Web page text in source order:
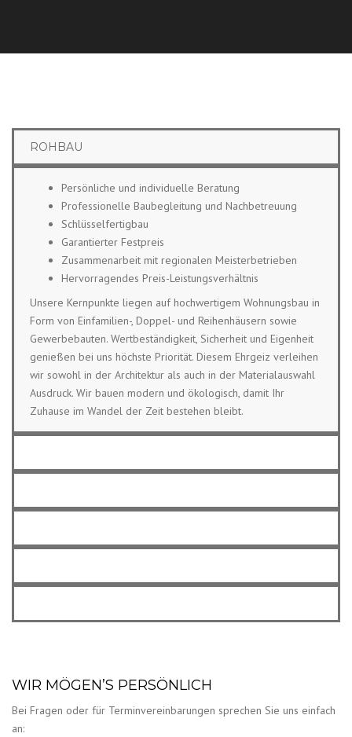
ROHBAU
Persönliche und individuelle Beratung
Professionelle Baubegleitung und Nachbetreuung
Schlüsselfertigbau
Garantierter Festpreis
Zusammenarbeit mit regionalen Meisterbetrieben
Hervorragendes Preis-Leistungsverhältnis
Unsere Kernpunkte liegen auf hochwertigem Wohnungsbau in
Form von Einfamilien-, Doppel- und Reihenhäusern sowie
Gewerbebauten. Wertbeständigkeit, Sicherheit und Eigenheit
genießen bei uns höchste Priorität. Diesem Ehrgeiz verleihen
wir sowohl in der Architektur als auch in der Materialauswahl
Ausdruck. Wir bauen modern und ökologisch, damit Ihr
Zuhause im Wandel der Zeit bestehen bleibt.
WIR MÖGEN’S PERSÖNLICH
Bei Fragen oder für Terminvereinbarungen sprechen Sie uns einfach
an: